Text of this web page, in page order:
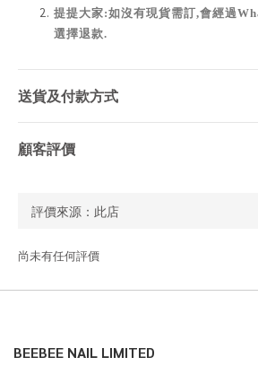
提提大家:如沒有現貨需訂,會經過
選擇退款.
送貨及付款方式
顧客評價
尚未有任何評價
BEEBEE NAIL LIMITED